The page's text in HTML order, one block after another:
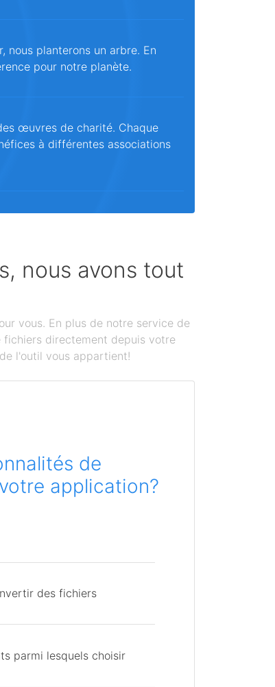
nous planterons un arbre. En
pour notre planète.
œuvres de charité. Chaque
à différentes associations
nous avons tout
vous. En plus de notre service de
fichiers directement depuis votre
l'outil vous appartient!
de
application?
des fichiers
parmi lesquels choisir